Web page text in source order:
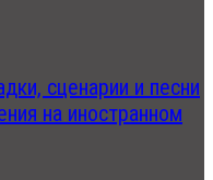
сценарии и песни
на иностранном